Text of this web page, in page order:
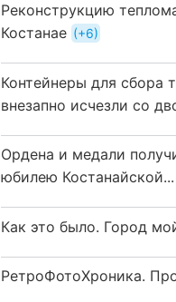
Реконструкцию
Костанае
+6
Контейнеры для сбора
внезапно исчезли со
Ордена и медали
юбилею Костанайской...
Как это было. Город
РетроФотоХроника.